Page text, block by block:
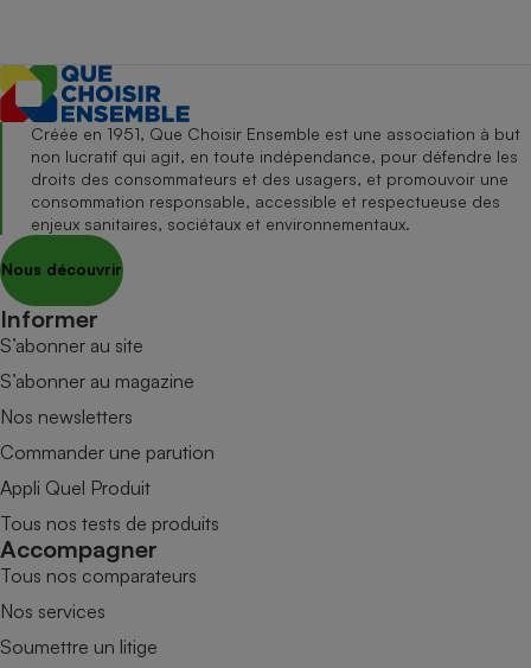
Créée en 1951, Que Choisir Ensemble est une association à but
non lucratif qui agit, en toute indépendance, pour défendre les
droits des consommateurs et des usagers, et promouvoir une
consommation responsable, accessible et respectueuse des
enjeux sanitaires, sociétaux et environnementaux.
Nous découvrir
Informer
S’abonner au site
S’abonner au magazine
Nos newsletters
Commander une parution
Appli Quel Produit
Tous nos tests de produits
Accompagner
Tous nos comparateurs
Nos services
Soumettre un litige